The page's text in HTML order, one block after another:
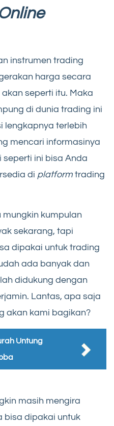
instrumen trading
harga secara
seperti itu. Maka
di dunia trading ini
lengkapnya terlebih
mencari informasinya
ini bisa Anda
di platform trading
mungkin kumpulan
sekarang, tapi
dipakai untuk trading
ada banyak dan
didukung dengan
Lantas, apa saja
akan kami bagikan?
Untung
masih mengira
bisa dipakai untuk